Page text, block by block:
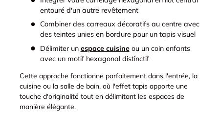
entouré d'un autre revêtement
Combiner des carreaux décoratifs au centre avec
des teintes unies en bordure pour un tapis visuel
Délimiter un espace cuisineou un coin enfants
avec un motif hexagonal distinctif
Cette approche fonctionne parfaitement dans l'entrée, la
cuisine ou la salle de bain, où l'effet tapis apporte une
touche d'originalité tout en délimitant les espaces de
manière élégante.